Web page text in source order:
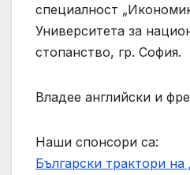
специалност
Университета за
стопанство, гр. София.
Владее английски и
Наши спонсори са:
Български трактори